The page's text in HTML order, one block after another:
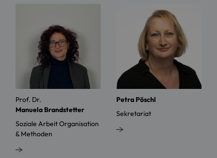
Prof. Dr.
Manuela Brandstetter
Soziale Arbeit Organisation
& Methoden
Petra Pöschl
Sekretariat